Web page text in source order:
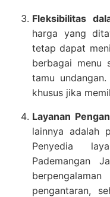
Fleksibilitas
harga yang
tetap dapat
berbagai menu
tamu
khusus jika
Layanan
lainnya adalah
Penyedia
Pademangan
pengantaran,